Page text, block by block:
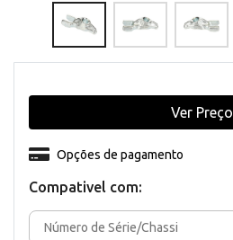
Compativel com:
Opções de pagamento
Ver Preço